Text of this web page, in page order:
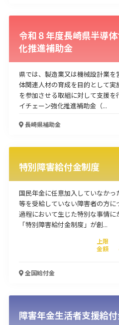
令和８年度長崎県半導
化推進補助金
県では、製造業又は機械設計業
体関連人材の育成を目的として
を参加させる取組に対して支援
イチェーン強化推進補助金（...
長崎県補助金
特別障害給付金制度
国民年金に任意加入していなか
等を受給していない障害者の方
過程において生じた特別な事情
「特別障害給付金制度」が創...
上限
金額
全国給付金
障害年金生活者支援給